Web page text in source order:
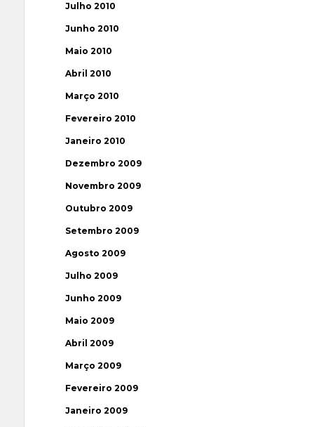
Julho 2010
Junho 2010
Maio 2010
Abril 2010
Março 2010
Fevereiro 2010
Janeiro 2010
Dezembro 2009
Novembro 2009
Outubro 2009
Setembro 2009
Agosto 2009
Julho 2009
Junho 2009
Maio 2009
Abril 2009
Março 2009
Fevereiro 2009
Janeiro 2009